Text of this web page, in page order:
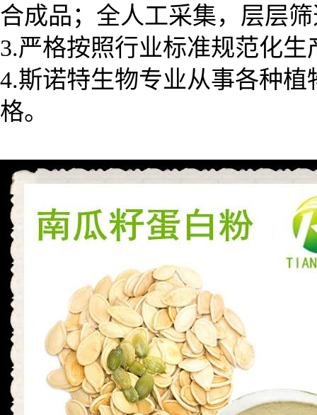
合成品；全人工采集，层层
3.严格按照行业标准规范化
4.斯诺特生物专业从事各种
格。